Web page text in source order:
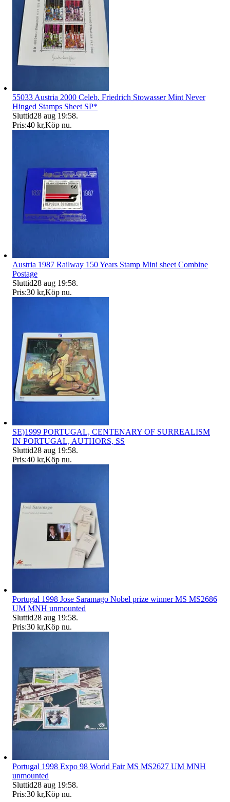
55033 Austria 2000 Celeb. Friedrich Stowasser Mint Never
Hinged Stamps Sheet SP*
Sluttid28 aug 19:58.
Pris:40 kr,Köp nu.
Austria 1987 Railway 150 Years Stamp Mini sheet Combine
Postage
Sluttid28 aug 19:58.
Pris:30 kr,Köp nu.
SE)1999 PORTUGAL, CENTENARY OF SURREALISM
IN PORTUGAL, AUTHORS, SS
Sluttid28 aug 19:58.
Pris:40 kr,Köp nu.
Portugal 1998 Jose Saramago Nobel prize winner MS MS2686
UM MNH unmounted
Sluttid28 aug 19:58.
Pris:30 kr,Köp nu.
Portugal 1998 Expo 98 World Fair MS MS2627 UM MNH
unmounted
Sluttid28 aug 19:58.
Pris:30 kr,Köp nu.